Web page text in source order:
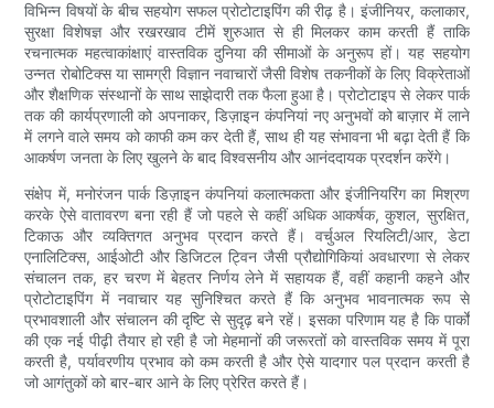
विभिन्न विषयों के बीच सहयोग सफल प्रोटोटाइपिंग की रीढ़ है। इंजीनियर, कलाकार,
सुरक्षा विशेषज्ञ और रखरखाव टीमें शुरुआत से ही मिलकर काम करती हैं ताकि
रचनात्मक महत्वाकांक्षाएं वास्तविक दुनिया की सीमाओं के अनुरूप हों। यह सहयोग
उन्नत रोबोटिक्स या सामग्री विज्ञान नवाचारों जैसी विशेष तकनीकों के लिए विक्रेताओं
और शैक्षणिक संस्थानों के साथ साझेदारी तक फैला हुआ है। प्रोटोटाइप से लेकर पार्क
तक की कार्यप्रणाली को अपनाकर, डिज़ाइन कंपनियां नए अनुभवों को बाज़ार में लाने
में लगने वाले समय को काफी कम कर देती हैं, साथ ही यह संभावना भी बढ़ा देती हैं कि
आकर्षण जनता के लिए खुलने के बाद विश्वसनीय और आनंददायक प्रदर्शन करेंगे।
संक्षेप में, मनोरंजन पार्क डिज़ाइन कंपनियां कलात्मकता और इंजीनियरिंग का मिश्रण
करके ऐसे वातावरण बना रही हैं जो पहले से कहीं अधिक आकर्षक, कुशल, सुरक्षित,
टिकाऊ और व्यक्तिगत अनुभव प्रदान करते हैं। वर्चुअल रियलिटी/आर, डेटा
एनालिटिक्स, आईओटी और डिजिटल ट्विन जैसी प्रौद्योगिकियां अवधारणा से लेकर
संचालन तक, हर चरण में बेहतर निर्णय लेने में सहायक हैं, वहीं कहानी कहने और
प्रोटोटाइपिंग में नवाचार यह सुनिश्चित करते हैं कि अनुभव भावनात्मक रूप से
प्रभावशाली और संचालन की दृष्टि से सुदृढ़ बने रहें। इसका परिणाम यह है कि पार्कों
की एक नई पीढ़ी तैयार हो रही है जो मेहमानों की जरूरतों को वास्तविक समय में पूरा
करती है, पर्यावरणीय प्रभाव को कम करती है और ऐसे यादगार पल प्रदान करती है
जो आगंतुकों को बार-बार आने के लिए प्रेरित करते हैं।